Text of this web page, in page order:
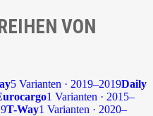
VON
5 Varianten · 2019–2019Daily
1 Varianten · 2015–
T-Way1 Varianten · 2020–